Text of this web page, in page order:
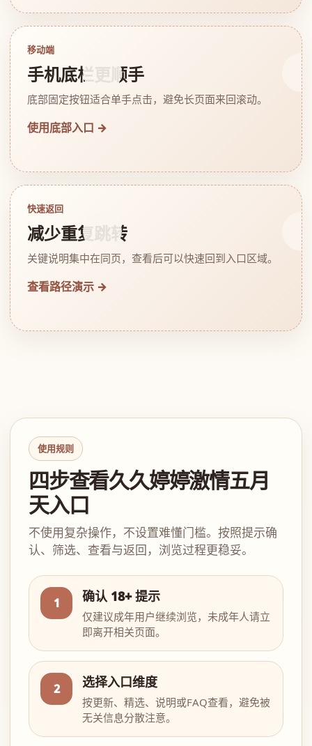
移动端
手机底栏更顺手
底部固定按钮适合单手点击，避免长页面来回滚动。
使用底部入口 →
快速返回
减少重复跳转
关键说明集中在同页，查看后可以快速回到入口区域。
查看路径演示 →
使用规则
四步查看久久婷婷激情五月
天入口
不使用复杂操作，不设置难懂门槛。按照提示确
认、筛选、查看与返回，浏览过程更稳妥。
1 确认 18+ 提示
仅建议成年用户继续浏览，未成年人请立
即离开相关页面。
2 选择入口维度
按更新、精选、说明或FAQ查看，避免被
无关信息分散注意。